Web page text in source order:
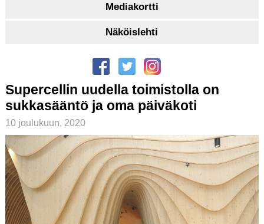
Mediakortti
Näköislehti
Supercellin uudella toimistolla on
sukkasääntö ja oma päiväkoti
10 joulukuun, 2020